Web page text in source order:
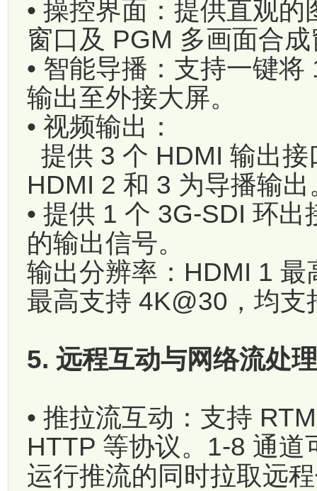
• 操控界面：提供直观
窗口及 PGM 多画面合
• 智能导播：支持一键
输出至外接大屏。
• 视频输出：
提供 3 个 HDMI 输出
HDMI 2 和 3 为导播输出
• 提供 1 个 3G-SDI 环
的输出信号。
输出分辨率：HDMI 1
最高支持 4K@30，均支
5. 远程互动与网络流处理
• 推拉流互动：支持
HTTP 等协议。1-8 通
运行推流的同时拉取远